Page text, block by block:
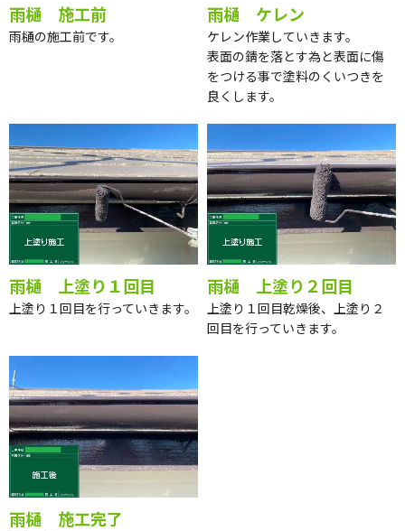
雨樋 施工前
雨樋の施工前です。
雨樋 ケレン
ケレン作業していきます。
表面の錆を落とす為と表面に傷
をつける事で塗料のくいつきを
良くします。
雨樋 上塗り１回目
上塗り１回目を行っていきます。
雨樋 上塗り２回目
上塗り１回目乾燥後、上塗り２
回目を行っていきます。
雨樋 施工完了